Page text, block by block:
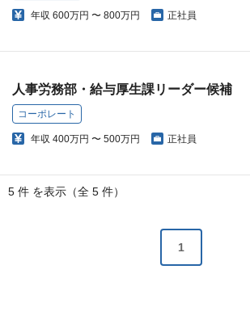
年収 600万円 〜 800万円 正社員
人事労務部・給与厚生課リーダー候補
コーポレート
年収 400万円 〜 500万円 正社員
5 件 を表示（全 5 件）
1